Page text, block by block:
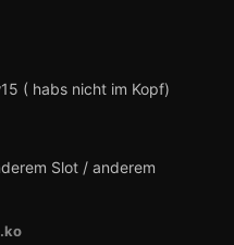
( habs nicht im Kopf)
Slot / anderem